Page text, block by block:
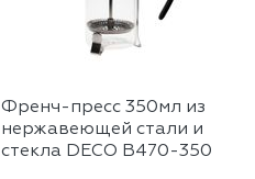
Френч-пресс 350мл из
нержавеющей стали и
стекла DECO B470-350